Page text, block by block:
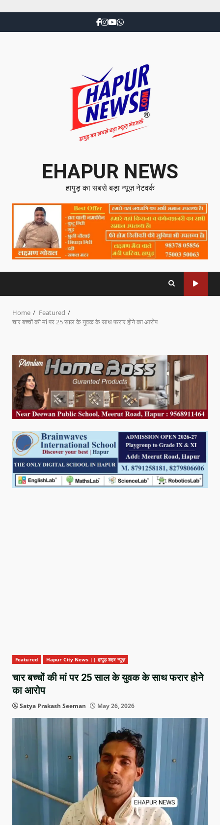
EHAPUR NEWS
हापुड़ का सबसे बड़ा न्यूज़ नेटवर्क
Home
Featured
चार बच्चों की मां पर 25 साल के युवक के साथ फरार होने का आरोप
Featured Hapur City News || हापुड़ शहर न्यूज़
चार बच्चों की मां पर 25 साल के युवक के साथ फरार होने
का आरोप
Satya Prakash Seeman May 26, 2026